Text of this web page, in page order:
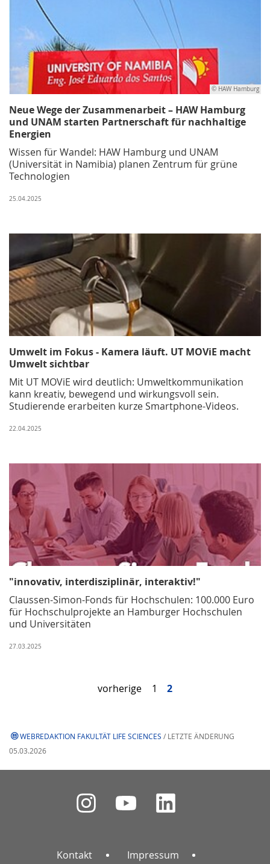
© HAW Hamburg
Neue Wege der Zusammenarbeit – HAW Hamburg
und UNAM starten Partnerschaft für nachhaltige
Energien
Wissen für Wandel: HAW Hamburg und UNAM
(Universität in Namibia) planen Zentrum für grüne
Technologien
25.04.2025
Umwelt im Fokus - Kamera läuft. UT MOViE macht
Umwelt sichtbar
Mit UT MOViE wird deutlich: Umweltkommunikation
kann kreativ, bewegend und wirkungsvoll sein.
Studierende erarbeiten kurze Smartphone-Videos.
22.04.2025
"innovativ, interdisziplinär, interaktiv!"
Claussen-Simon-Fonds für Hochschulen: 100.000 Euro
für Hochschulprojekte an Hamburger Hochschulen
und Universitäten
27.03.2025
vorherige 1 2
WEBREDAKTION FAKULTÄT LIFE SCIENCES / LETZTE ÄNDERUNG
05.03.2026
Kontakt Impressum